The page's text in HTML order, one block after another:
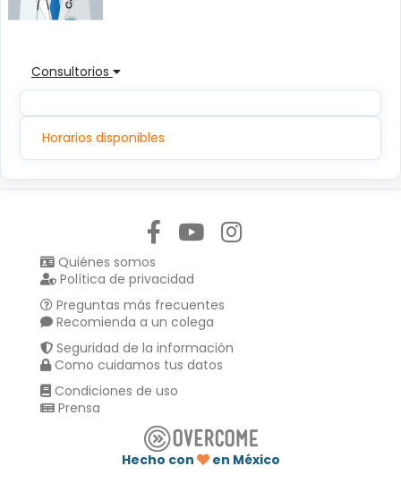
Consultorios
Horarios disponibles
Quiénes somos
Política de privacidad
Preguntas más frecuentes
Recomienda a un colega
Seguridad de la información
Como cuidamos tus datos
Condiciones de uso
Prensa
Hecho con
en México